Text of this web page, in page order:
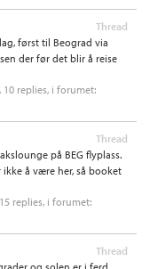
Thread
først til Beograd via
der før det blir å reise
, 10 replies, i forumet:
Thread
på BEG flyplass.
ikke å være her, så booket
replies, i forumet:
Thread